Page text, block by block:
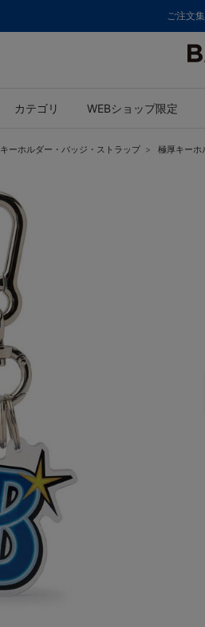
8,000
カテゴリ WEBショップ限定
キーホルダー・バッジ・ストラップ 極厚キーホ